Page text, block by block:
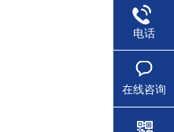
电话
在线咨询